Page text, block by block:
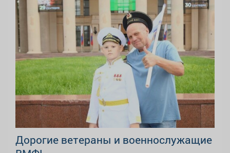
Дорогие ветераны и военнослужащие